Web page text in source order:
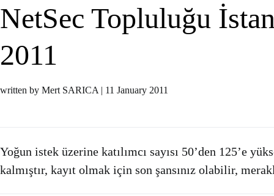
NetSec Topluluğu
2011
written by Mert SARICA | 11 January 2011
Yoğun istek üzerine katılımcı sayısı 50’den 125’e
kalmıştır, kayıt olmak için son şansınız olabilir,